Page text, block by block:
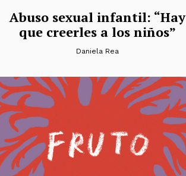
Abuso sexual infantil: “Hay
que creerles a los niños”
Daniela Rea